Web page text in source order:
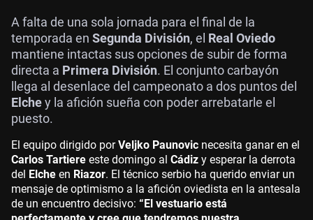
A falta de una sola jornada para el final de la
temporada en Segunda División, el Real Oviedo
mantiene intactas sus opciones de subir de forma
directa a Primera División. El conjunto carbayón
llega al desenlace del campeonato a dos puntos del
Elchey la afición sueña con poder arrebatarle el
puesto.
El equipo dirigido porVeljko Paunovic necesita ganar en el
Carlos Tartiere este domingo al Cádiz y esperar la derrota
del Elche en Riazor. El técnico serbio ha querido enviar un
mensaje de optimismo a la afición oviedista en la antesala
de un encuentro decisivo: “El vestuario está